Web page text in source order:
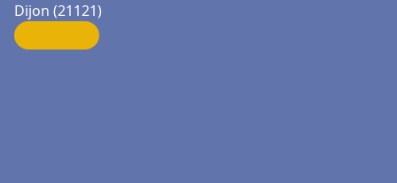
Dijon (21121)